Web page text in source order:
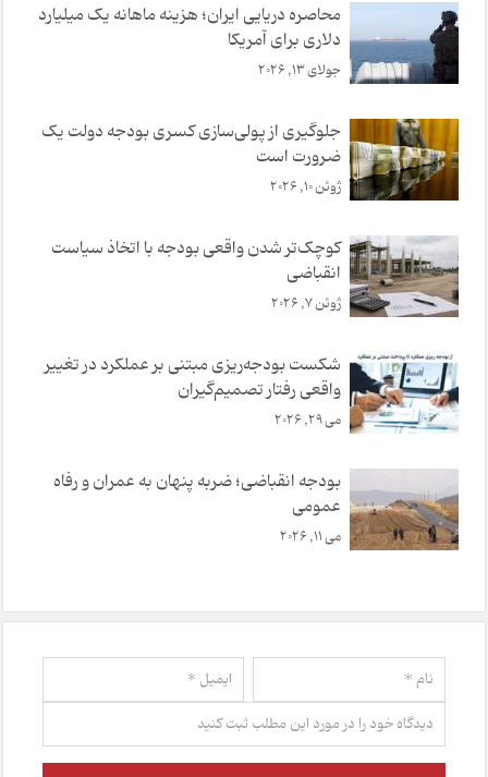
محاصره دریایی ایران؛ هزینه ماهانه یک میلیارد
دلاری برای آمریکا
جولای 13, 2026
جلوگیری از پولی‌سازی کسری بودجه دولت یک
ضرورت است
ژوئن 10, 2026
کوچک‌تر شدن واقعی بودجه با اتخاذ سیاست
انقباضی
ژوئن 7, 2026
شکست بودجه‌ریزی مبتنی بر عملکرد در تغییر
واقعی رفتار تصمیم‌گیران
می 29, 2026
بودجه انقباضی؛ ضربه پنهان به عمران و رفاه
عمومی
می 11, 2026